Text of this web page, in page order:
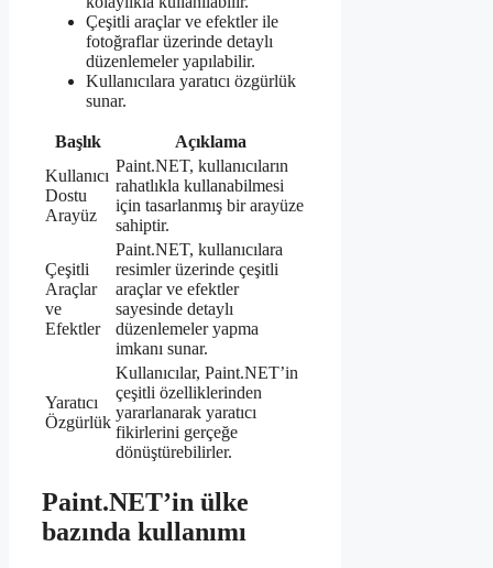
Çeşitli araçlar ve efektler ile
fotoğraflar üzerinde detaylı
düzenlemeler yapılabilir.
Kullanıcılara yaratıcı özgürlük
sunar.
Başlık
Açıklama
Kullanıcı
Dostu
Arayüz
Paint.NET, kullanıcıların
rahatlıkla kullanabilmesi
için tasarlanmış bir arayüze
sahiptir.
Çeşitli
Araçlar
ve
Efektler
Paint.NET, kullanıcılara
resimler üzerinde çeşitli
araçlar ve efektler
sayesinde detaylı
düzenlemeler yapma
imkanı sunar.
Yaratıcı
Özgürlük
Kullanıcılar, Paint.NET’in
çeşitli özelliklerinden
yararlanarak yaratıcı
fikirlerini gerçeğe
dönüştürebilirler.
Paint.NET’in ülke
bazında kullanımı